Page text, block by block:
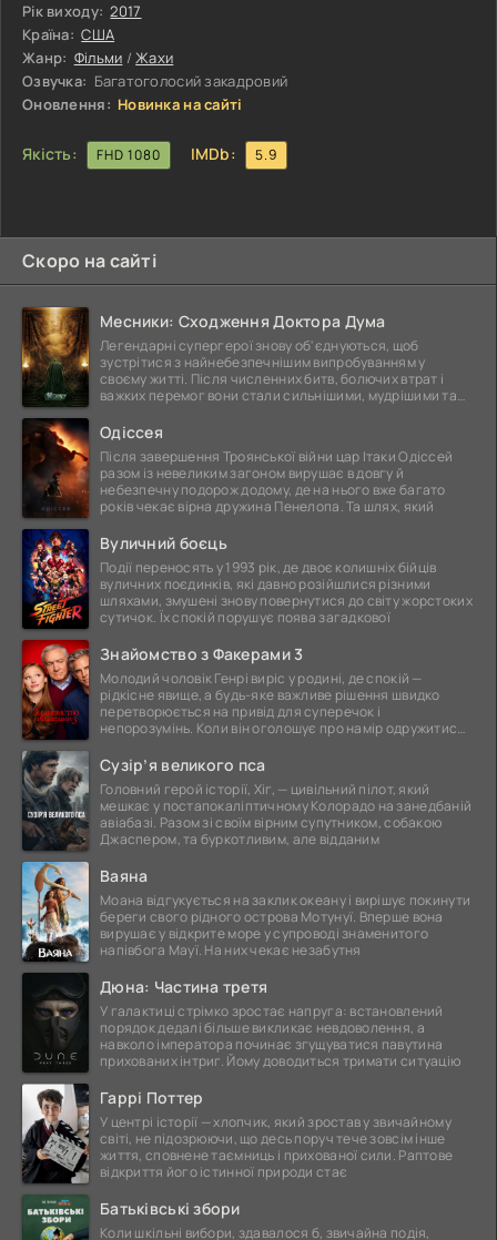
адже десь тут мешкають гігантські мурахи, які не надто
зрадіють несподіваним візитерам. Тепер хлопцям
необхідно попередити близьких про катастрофу, що
насувається, і врятуватися від переслідувачів – жахливих
монстрів, що
Рік виходу: 2017
Країна: США
Жанр: Фільми /Жахи
Озвучка: Багатоголосий закадровий
Оновлення: Новинка на сайті
Якість: FHD 1080 IMDb: 5.9
Скоро на сайті
Месники: Сходження Доктора Дума
Легендарні супергерої знову об'єднуються, щоб
зустрітися з найнебезпечнішим випробуванням у
своєму житті. Після численних битв, болючих втрат і
важких перемог вони стали сильнішими, мудрішими та
Одіссея
Після завершення Троянської війни цар Ітаки Одіссей
разом із невеликим загоном вирушає в довгу й
небезпечну подорож додому, де на нього вже багато
років чекає вірна дружина Пенелопа. Та шлях, який
Вуличний боєць
Події переносять у 1993 рік, де двоє колишніх бійців
вуличних поєдинків, які давно розійшлися різними
шляхами, змушені знову повернутися до світу жорстоких
сутичок. Їх спокій порушує поява загадкової
Знайомство з Факерами 3
Молодий чоловік Генрі виріс у родині, де спокій —
рідкісне явище, а будь-яке важливе рішення швидко
перетворюється на привід для суперечок і
непорозумінь. Коли він оголошує про намір одружитися,
Сузір’я великого пса
Головний герой історії, Хіг, — цивільний пілот, який
мешкає у постапокаліптичному Колорадо на занедбаній
авіабазі. Разом зі своїм вірним супутником, собакою
Джаспером, та буркотливим, але відданим
Ваяна
Моана відгукується на заклик океану і вирішує покинути
береги свого рідного острова Мотунуї. Вперше вона
вирушає у відкрите море у супроводі знаменитого
напівбога Мауї. На них чекає незабутня
Дюна: Частина третя
У галактиці стрімко зростає напруга: встановлений
порядок дедалі більше викликає невдоволення, а
навколо імператора починає згущуватися павутина
прихованих інтриг. Йому доводиться тримати ситуацію
Гаррі Поттер
У центрі історії — хлопчик, який зростав у звичайному
світі, не підозрюючи, що десь поруч тече зовсім інше
життя, сповнене таємниць і прихованої сили. Раптове
відкриття його істинної природи стає
Батьківські збори
Коли шкільні вибори, здавалося б, звичайна подія,